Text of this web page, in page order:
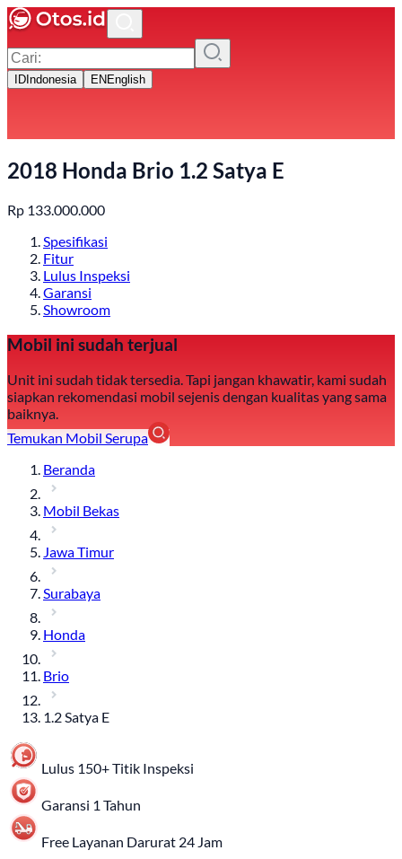
ID Indonesia EN English
2018 Honda Brio 1.2 Satya E
Rp 133.000.000
Spesifikasi
Fitur
Lulus Inspeksi
Garansi
Showroom
Mobil ini sudah terjual
Unit ini sudah tidak tersedia. Tapi jangan khawatir, kami sudah
siapkan rekomendasi mobil sejenis dengan kualitas yang sama
baiknya.
Temukan Mobil Serupa
Beranda
Mobil Bekas
Jawa Timur
Surabaya
Honda
Brio
1.2 Satya E
Lulus 150+ Titik Inspeksi
Garansi 1 Tahun
Free Layanan Darurat 24 Jam